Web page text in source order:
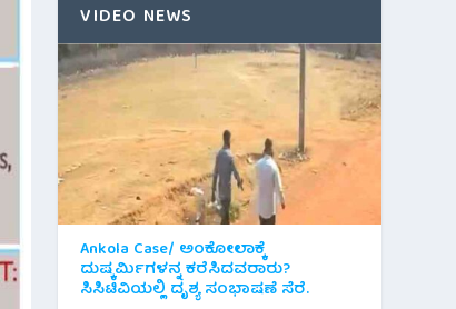
VIDEO NEWS
Ankola Case/ ಅಂಕೋಲಾಕ್ಕೆ
ದುಷ್ಕರ್ಮಿಗಳನ್ನ ಕರೆಸಿದವರಾರು?
ಸಿಸಿಟಿವಿಯಲ್ಲಿ ದೃಶ್ಯ ಸಂಭಾಷಣೆ ಸೆರೆ.